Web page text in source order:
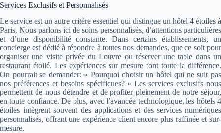
Services Exclusifs et Personnalisés
Le service est un autre critère essentiel qui distingue un hôtel 4 étoiles à
Paris. Nous parlons ici de soins personnalisés, d’attentions particulières
et d’une disponibilité constante. Dans certains établissements, un
concierge est dédié à répondre à toutes nos demandes, que ce soit pour
organiser une visite privée du Louvre ou réserver une table dans un
restaurant étoilé. Les expériences sur mesure font toute la différence.
On pourrait se demander: « Pourquoi choisir un hôtel qui ne suit pas
nos préférences et besoins spécifiques? » Les services exclusifs nous
permettent de nous détendre et de profiter pleinement de notre séjour,
en toute confiance. De plus, avec l’avancée technologique, les hôtels 4
étoiles intègrent souvent des applications et des services numériques
personnalisés, offrant une expérience client encore plus raffinée et sur-
mesure.